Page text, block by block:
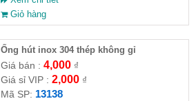
Giỏ hàng
Ống hút inox 304 thép không gỉ
Giá bán : 4,000₫
Giá sỉ VIP : 2,000₫
Mã SP: 13138